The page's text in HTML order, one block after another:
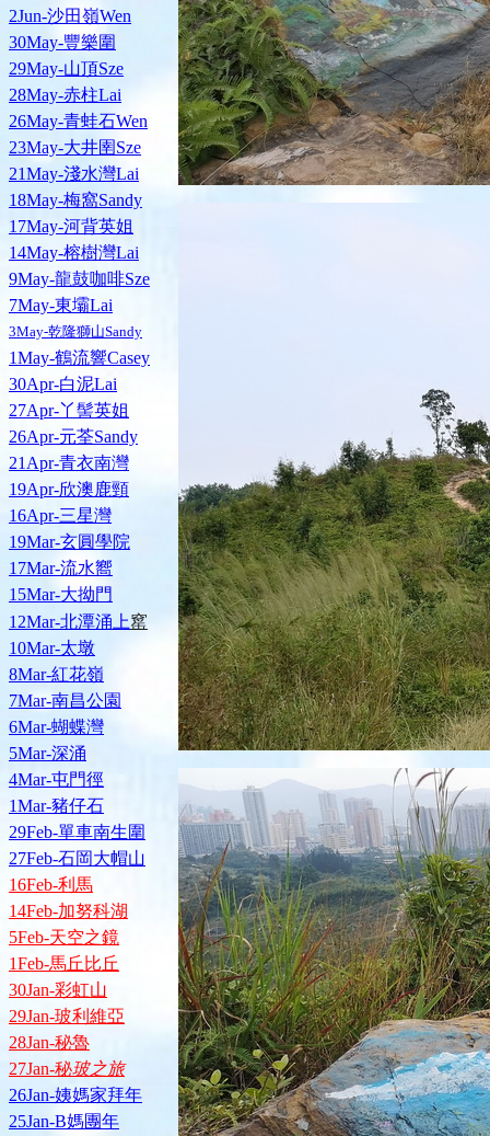
2Jun-沙田嶺Wen
30May-豐樂圍
29May-山頂Sze
28May-赤柱Lai
26May-青蛙石Wen
23May-大井圉Sze
21May-淺水灣Lai
18May-梅窩Sandy
17May-河背英姐
14May-榕樹灣Lai
9May-龍鼓咖啡Sze
7May-東壩Lai
3May-乾隆獅山Sandy
1May-鶴流響Casey
30Apr-白泥Lai
27Apr-丫髻英姐
26Apr-元荃Sandy
21Apr-青衣南灣
19Apr-欣澳鹿頸
16Apr-三星灣
19Mar-玄圓學院
17Mar-流水嚮
15Mar-大拗門
12Mar-北潭涌上窰
10Mar-太墩
8Mar-紅花嶺
7Mar-南昌公園
6Mar-蝴蝶灣
5Mar-深涌
4Mar-屯門徑
1Mar-豬仔石
29Feb-單車南生圍
27Feb-石岡大帽山
16Feb-利馬
14Feb-加努科湖
5Feb-天空之鏡
1Feb-馬丘比丘
30Jan-彩虹山
29Jan-玻利維亞
28Jan-秘魯
27Jan-秘玻之旅
26Jan-姨媽家拜年
25Jan-B媽團年